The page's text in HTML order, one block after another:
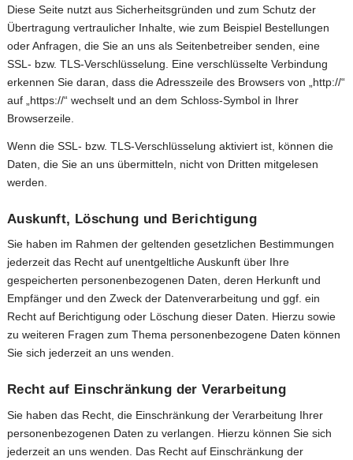
Diese Seite nutzt aus Sicherheitsgründen und zum Schutz der
Übertragung vertraulicher Inhalte, wie zum Beispiel Bestellungen
oder Anfragen, die Sie an uns als Seitenbetreiber senden, eine
SSL- bzw. TLS-Verschlüsselung. Eine verschlüsselte Verbindung
erkennen Sie daran, dass die Adresszeile des Browsers von „http://“
auf „https://“ wechselt und an dem Schloss-Symbol in Ihrer
Browserzeile.
Wenn die SSL- bzw. TLS-Verschlüsselung aktiviert ist, können die
Daten, die Sie an uns übermitteln, nicht von Dritten mitgelesen
werden.
Auskunft, Löschung und Berichtigung
Sie haben im Rahmen der geltenden gesetzlichen Bestimmungen
jederzeit das Recht auf unentgeltliche Auskunft über Ihre
gespeicherten personenbezogenen Daten, deren Herkunft und
Empfänger und den Zweck der Datenverarbeitung und ggf. ein
Recht auf Berichtigung oder Löschung dieser Daten. Hierzu sowie
zu weiteren Fragen zum Thema personenbezogene Daten können
Sie sich jederzeit an uns wenden.
Recht auf Einschränkung der Verarbeitung
Sie haben das Recht, die Einschränkung der Verarbeitung Ihrer
personenbezogenen Daten zu verlangen. Hierzu können Sie sich
jederzeit an uns wenden. Das Recht auf Einschränkung der